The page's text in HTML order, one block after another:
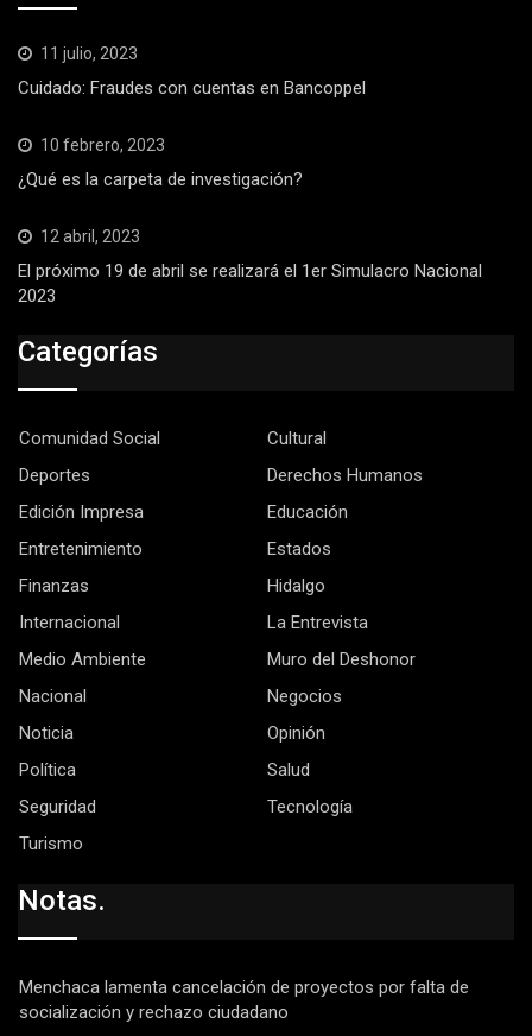
11 julio, 2023
Cuidado: Fraudes con cuentas en Bancoppel
10 febrero, 2023
¿Qué es la carpeta de investigación?
12 abril, 2023
El próximo 19 de abril se realizará el 1er Simulacro Nacional
2023
Categorías
Comunidad Social
Cultural
Deportes
Derechos Humanos
Edición Impresa
Educación
Entretenimiento
Estados
Finanzas
Hidalgo
Internacional
La Entrevista
Medio Ambiente
Muro del Deshonor
Nacional
Negocios
Noticia
Opinión
Política
Salud
Seguridad
Tecnología
Turismo
Notas.
Menchaca lamenta cancelación de proyectos por falta de
socialización y rechazo ciudadano